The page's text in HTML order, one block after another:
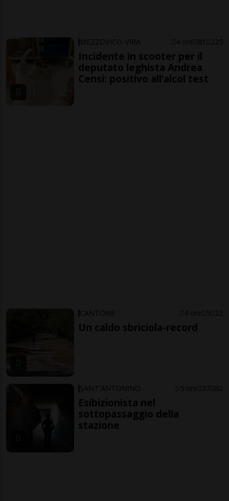
MEZZOVICO-VIRA 4 ore 81 225
Incidente in scooter per il
deputato leghista Andrea
Censi: positivo all’alcol test
CANTONE 4 ore 5 22
Un caldo sbriciola-record
SANT'ANTONINO 5 ore 37 82
Esibizionista nel
sottopassaggio della
stazione